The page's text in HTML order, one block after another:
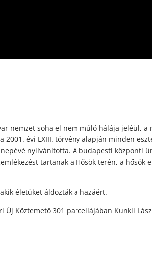
nemzet soha el nem múló hálája jeléül, a
2001. évi LXIII. törvény alapján minden
nyilvánította. A budapesti központi
tartanak a Hősök terén, a hősök
életüket áldozták a hazáért.
Új Köztemető 301 parcellájában Kunkli